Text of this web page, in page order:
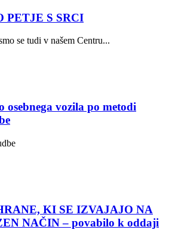
PETJE S SRCI
se tudi v našem Centru...
osebnega vozila po metodi
KI SE IZVAJAJO NA
NAČIN – povabilo k oddaji